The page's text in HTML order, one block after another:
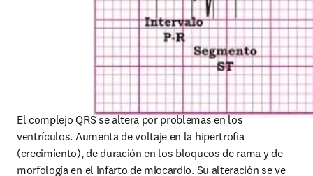
El complejo QRS se altera por problemas en los
ventrículos. Aumenta de voltaje en la hipertrofia
(crecimiento), de duración en los bloqueos de rama y de
morfología en el infarto de miocardio. Su alteración se ve